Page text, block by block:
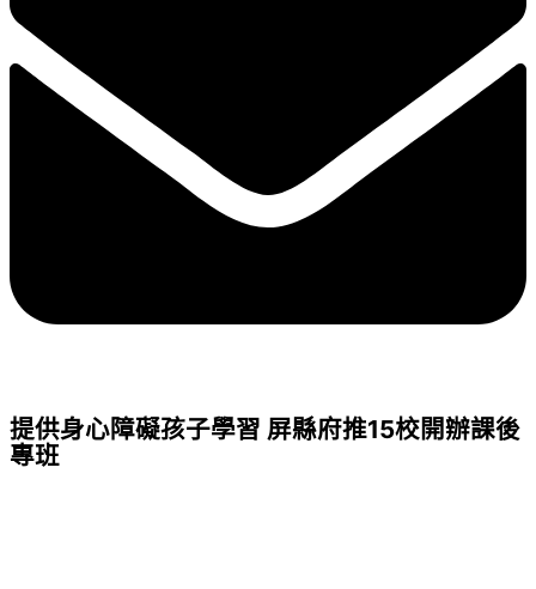
提供身心障礙孩子學習 屏縣府推15校開辦課後
專班